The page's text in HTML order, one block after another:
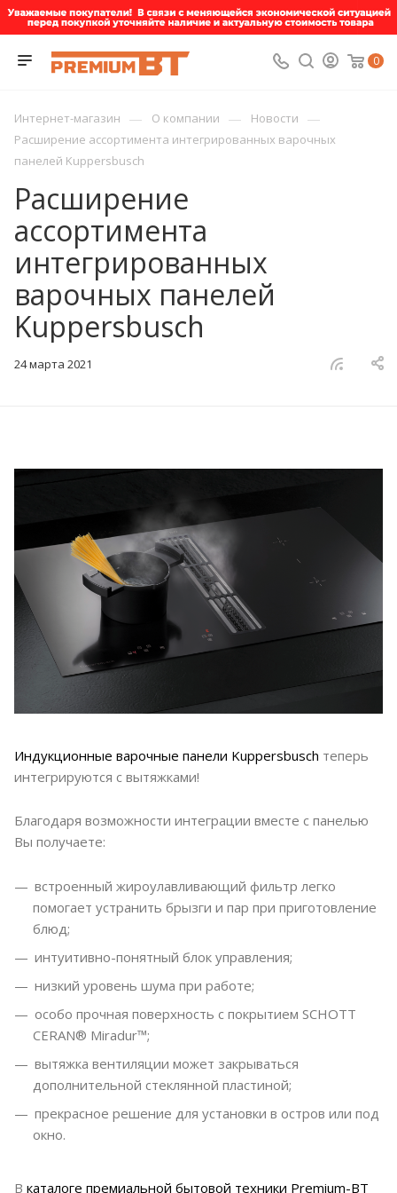
0
Интернет-магазин — О компании — Новости —
Расширение ассортимента интегрированных варочных
панелей Kuppersbusch
Расширение
ассортимента
интегрированных
варочных панелей
Kuppersbusch
24 марта 2021
Индукционные варочные панели Kuppersbusch теперь
интегрируются с вытяжками!
Благодаря возможности интеграции вместе с панелью
Вы получаете:
встроенный жироулавливающий фильтр легко
помогает устранить брызги и пар при приготовление
блюд;
интуитивно-понятный блок управления;
низкий уровень шума при работе;
особо прочная поверхность с покрытием SCHOTT
CERAN® Miradur™;
вытяжка вентиляции может закрываться
дополнительной стеклянной пластиной;
прекрасное решение для установки в остров или под
окно.
В каталоге премиальной бытовой техники Premium-BT